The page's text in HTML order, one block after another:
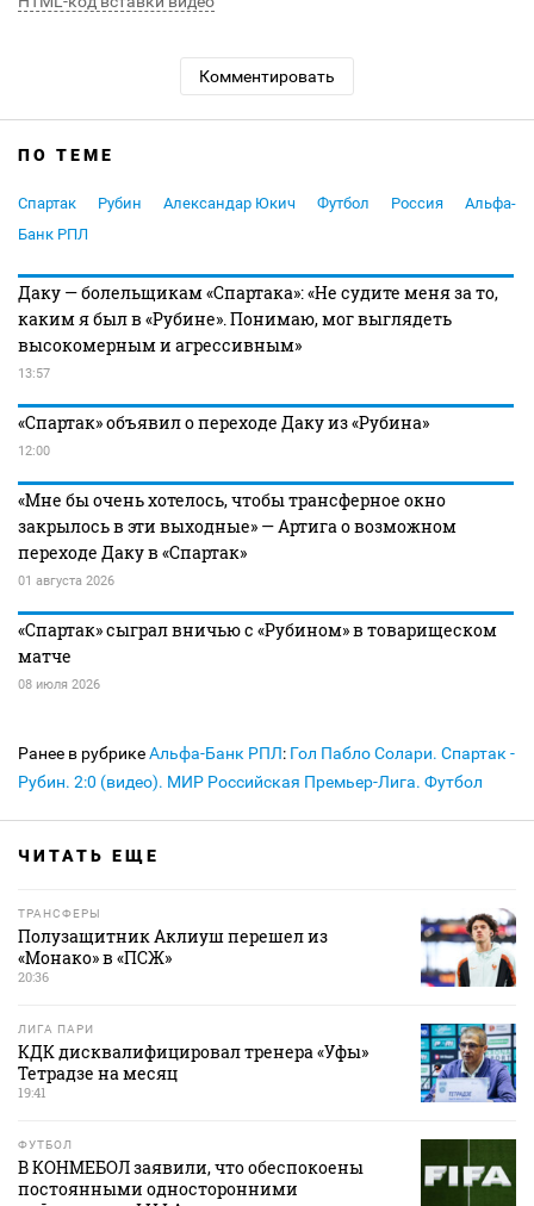
Комментировать
ПО ТЕМЕ
Спартак Рубин Александар Юкич Футбол Россия
Альфа-
Банк РПЛ
Даку — болельщикам «Спартака»: «Не судите меня за то,
каким я был в «Рубине». Понимаю, мог выглядеть
высокомерным и агрессивным»
13:57
«Спартак» объявил о переходе Даку из «Рубина»
12:00
«Мне бы очень хотелось, чтобы трансферное окно
закрылось в эти выходные» — Артига о возможном
переходе Даку в «Спартак»
01 августа 2026
«Спартак» сыграл вничью с «Рубином» в товарищеском
матче
08 июля 2026
Ранее в рубрикеАльфа-Банк РПЛ: Гол Пабло Солари. Спартак -
Рубин. 2:0 (видео). МИР Российская Премьер-Лига. Футбол
ЧИТАТЬ ЕЩЕ
ТРАНСФЕРЫ
Полузащитник Аклиуш перешел из
«Монако» в «ПСЖ»
20:36
ЛИГА ПАРИ
КДК дисквалифицировал тренера «Уфы»
Тетрадзе на месяц
19:41
ФУТБОЛ
В КОНМЕБОЛ заявили, что обеспокоены
постоянными односторонними